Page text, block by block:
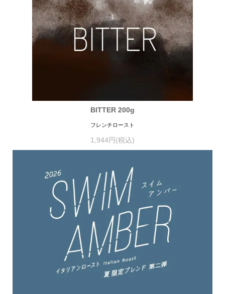
BITTER 200g
フレンチロースト
1,944円(税込)